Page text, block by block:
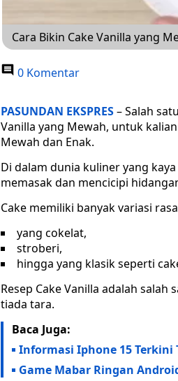
Cara Bikin Cake Vanilla yang
0 Komentar
PASUNDAN EKSPRES– Salah
Vanilla yang Mewah, untuk
Mewah dan Enak.
Di dalam dunia kuliner yang
memasak dan mencicipi
Cake memiliki banyak variasi
yang cokelat,
stroberi,
hingga yang klasik seperti
Resep Cake Vanilla adalah
tiada tara.
Baca Juga:
Informasi Iphone 15 Terkini
Game Mabar Ringan